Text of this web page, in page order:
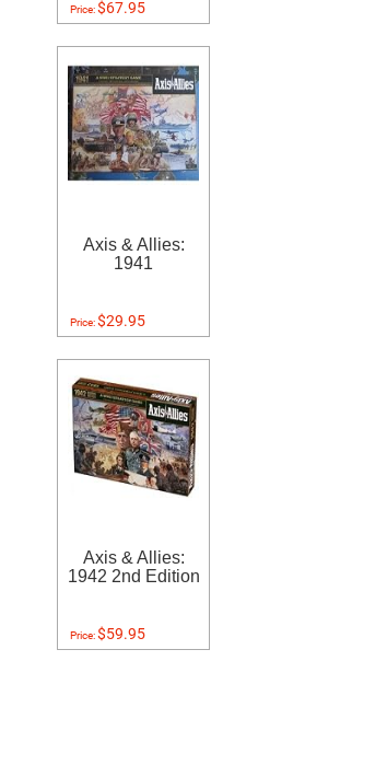
Price:$67.95
Axis & Allies:
1941
Price:$29.95
Axis & Allies:
1942 2nd Edition
Price:$59.95